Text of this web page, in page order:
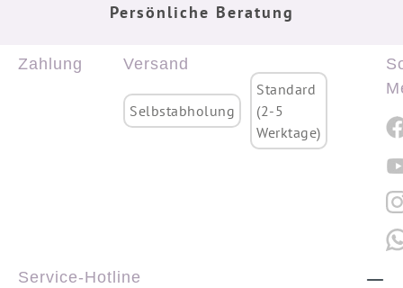
Persönliche Beratung
Zahlung Versand
Selbstabholung
Standard
(2-5
Werktage)
Service-Hotline